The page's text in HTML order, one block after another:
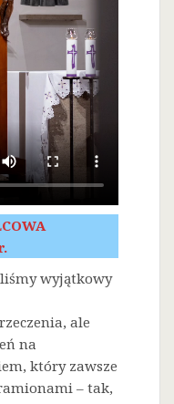
wyjątkowy
ale
na
który zawsze
– tak,